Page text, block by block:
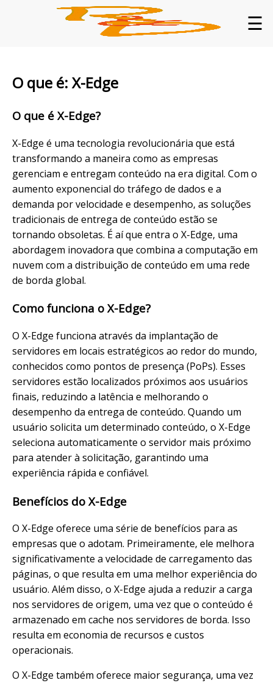
☰
O que é: X-Edge
O que é X-Edge?
X-Edge é uma tecnologia revolucionária que está
transformando a maneira como as empresas
gerenciam e entregam conteúdo na era digital. Com o
aumento exponencial do tráfego de dados e a
demanda por velocidade e desempenho, as soluções
tradicionais de entrega de conteúdo estão se
tornando obsoletas. É aí que entra o X-Edge, uma
abordagem inovadora que combina a computação em
nuvem com a distribuição de conteúdo em uma rede
de borda global.
Como funciona o X-Edge?
O X-Edge funciona através da implantação de
servidores em locais estratégicos ao redor do mundo,
conhecidos como pontos de presença (PoPs). Esses
servidores estão localizados próximos aos usuários
finais, reduzindo a latência e melhorando o
desempenho da entrega de conteúdo. Quando um
usuário solicita um determinado conteúdo, o X-Edge
seleciona automaticamente o servidor mais próximo
para atender à solicitação, garantindo uma
experiência rápida e confiável.
Benefícios do X-Edge
O X-Edge oferece uma série de benefícios para as
empresas que o adotam. Primeiramente, ele melhora
significativamente a velocidade de carregamento das
páginas, o que resulta em uma melhor experiência do
usuário. Além disso, o X-Edge ajuda a reduzir a carga
nos servidores de origem, uma vez que o conteúdo é
armazenado em cache nos servidores de borda. Isso
resulta em economia de recursos e custos
operacionais.
O X-Edge também oferece maior segurança, uma vez